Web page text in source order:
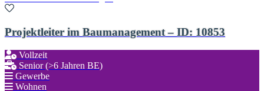
Projektleiter im Baumanagement – ID: 10853
Vollzeit
Senior (>6 Jahren BE)
Gewerbe
Wohnen